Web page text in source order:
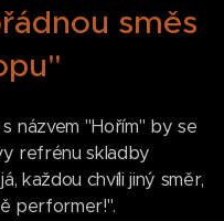
směs
názvem "Hořím" by se
refrénu skladby
každou chvíli jiný směr,
performer!".